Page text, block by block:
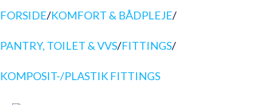
FORSIDE/KOMFORT & BÅDPLEJE/
PANTRY, TOILET & VVS/FITTINGS/
KOMPOSIT-/PLASTIK FITTINGS